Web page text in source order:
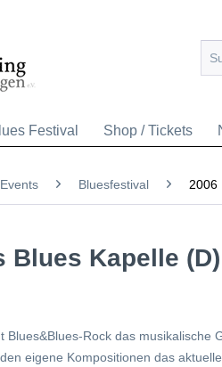
Festival Shop / Tickets
Events Bluesfestival 2006
Blues Kapelle (D)
Blues&Blues-Rock das
eigene Kompositionen das